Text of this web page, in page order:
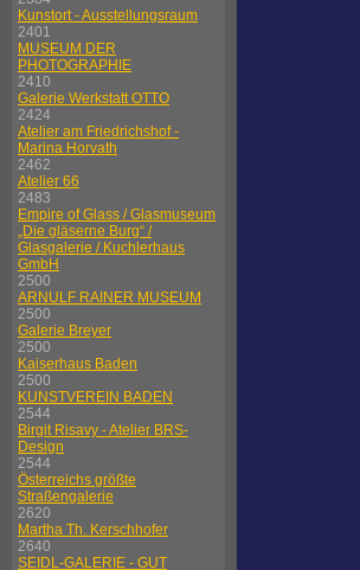
Kunstort - Ausstellungsraum
2401
MUSEUM DER
PHOTOGRAPHIE
2410
Galerie Werkstatt OTTO
2424
Atelier am Friedrichshof -
Marina Horvath
2462
Atelier 66
2483
Empire of Glass / Glasmuseum
„Die gläserne Burg“ /
Glasgalerie / Kuchlerhaus
GmbH
2500
ARNULF RAINER MUSEUM
2500
Galerie Breyer
2500
Kaiserhaus Baden
2500
KUNSTVEREIN BADEN
2544
Birgit Risavy - Atelier BRS-
Design
2544
Österreichs größte
Straßengalerie
2620
Martha Th. Kerschhofer
2640
SEIDL-GALERIE - GUT